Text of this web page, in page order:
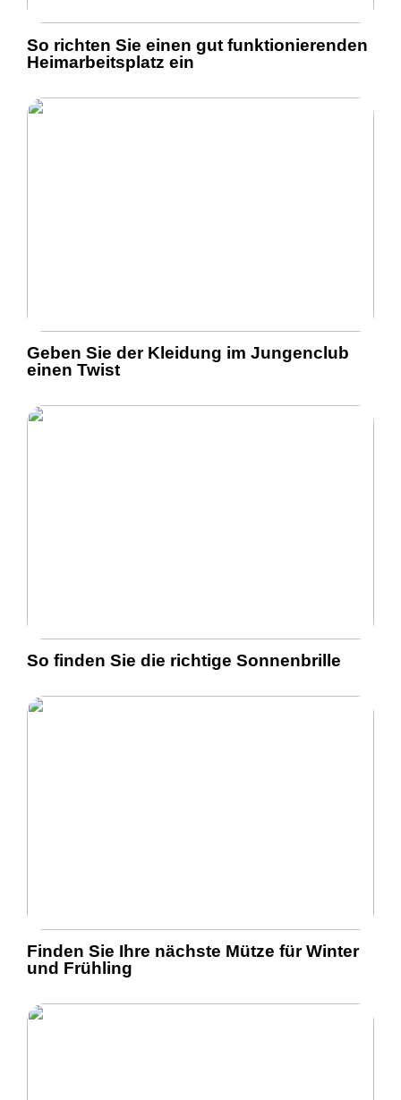
So richten Sie einen gut funktionierenden
Heimarbeitsplatz ein
Geben Sie der Kleidung im Jungenclub
einen Twist
So finden Sie die richtige Sonnenbrille
Finden Sie Ihre nächste Mütze für Winter
und Frühling